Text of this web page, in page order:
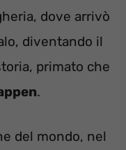
dove arrivò
diventando il
primato che
.
del mondo, nel